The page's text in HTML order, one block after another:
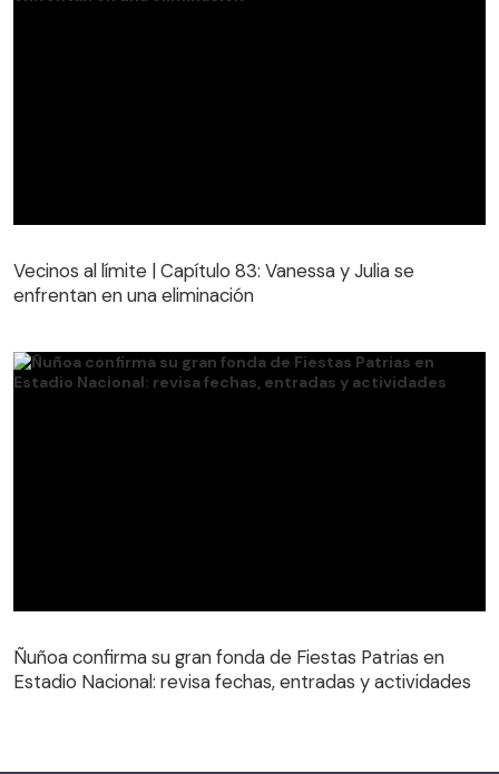
enfrentan en una eliminación
Vecinos al límite | Capítulo 83: Vanessa y Julia se
enfrentan en una eliminación
Ñuñoa confirma su gran fonda de Fiestas Patrias en
Estadio Nacional: revisa fechas, entradas y actividades